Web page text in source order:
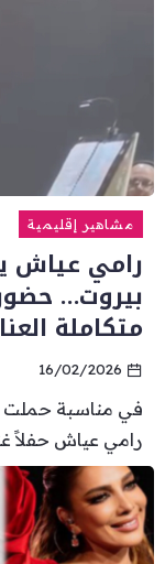
مشاهير إقليمية
رامي عياش
بيروت…
متكاملة
16/02/2026
في مناسبة حملت
رامي عياش حفلاً